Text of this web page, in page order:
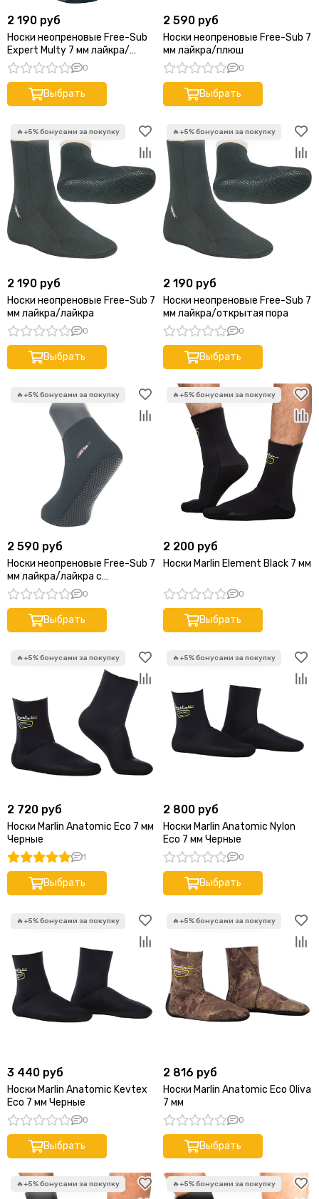
2 190 руб
Носки неопреновые Free-Sub
Expert Multy 7 мм лайкра/
открытая пора 0
Выбрать
2 590 руб
Носки неопреновые Free-Sub 7
мм лайкра/плюш
0
Выбрать
2 190 руб
Носки неопреновые Free-Sub 7
мм лайкра/лайкра
0
Выбрать
2 190 руб
Носки неопреновые Free-Sub 7
мм лайкра/открытая пора
0
Выбрать
2 590 руб
Носки неопреновые Free-Sub 7
мм лайкра/лайкра с
обтюратором waterlock
0
Выбрать
2 200 руб
Носки Marlin Element Black 7 мм
0
Выбрать
2 720 руб
Носки Marlin Anatomic Eco 7 мм
Черные
1
Выбрать
2 800 руб
Носки Marlin Anatomic Nylon
Eco 7 мм Черные
0
Выбрать
3 440 руб
Носки Marlin Anatomic Kevtex
Eco 7 мм Черные
0
Выбрать
2 816 руб
Носки Marlin Anatomic Eco Oliva
7 мм
0
Выбрать